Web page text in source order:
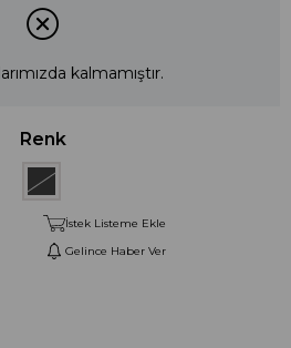
kalmamıştır.
Renk
İstek Listeme Ekle
Gelince Haber Ver